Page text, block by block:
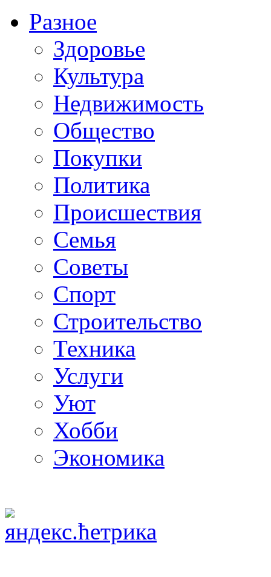
Разное
Здоровье
Культура
Недвижимость
Общество
Покупки
Политика
Происшествия
Семья
Советы
Спорт
Строительство
Техника
Услуги
Уют
Хобби
Экономика